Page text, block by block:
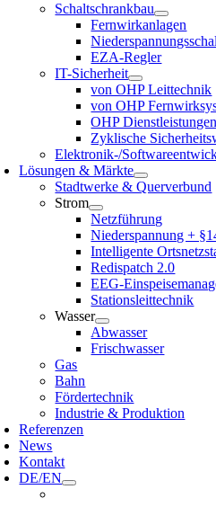
Schaltschrankbau
Fernwirkanlagen
EZA-Regler
IT-Sicherheit
von OHP Leittechnik
von OHP
OHP
Zyklische
Elektronik-/
Lösungen & Märkte
Stadtwerke & Querverbund
Strom
Netzführung
Niederspannung +
Intelligente
Redispatch 2.0
EEG-
Stationsleittechnik
Wasser
Abwasser
Frischwasser
Gas
Bahn
Fördertechnik
Industrie & Produktion
Referenzen
News
Kontakt
DE/EN